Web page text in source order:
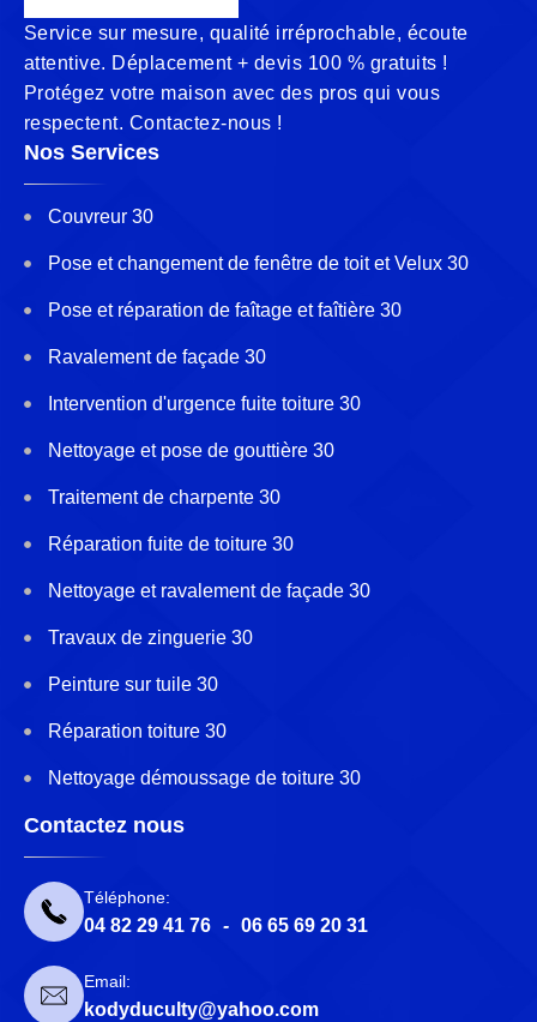
Service sur mesure, qualité irréprochable, écoute
attentive. Déplacement + devis 100 % gratuits !
Protégez votre maison avec des pros qui vous
respectent. Contactez-nous !
Nos Services
Couvreur 30
Pose et changement de fenêtre de toit et Velux 30
Pose et réparation de faîtage et faîtière 30
Ravalement de façade 30
Intervention d'urgence fuite toiture 30
Nettoyage et pose de gouttière 30
Traitement de charpente 30
Réparation fuite de toiture 30
Nettoyage et ravalement de façade 30
Travaux de zinguerie 30
Peinture sur tuile 30
Réparation toiture 30
Nettoyage démoussage de toiture 30
Contactez nous
Téléphone:
04 82 29 41 76 - 06 65 69 20 31
Email:
kodyduculty@yahoo.com